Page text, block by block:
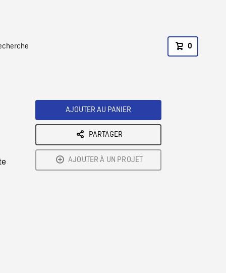
0
AJOUTER AU PANIER
PARTAGER
AJOUTER À UN PROJET